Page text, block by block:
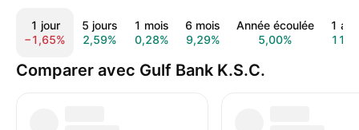
1 jour
−1,65%
5 jours
2,59%
1 mois
0,28%
6 mois
9,29%
Année écoulée
5,00%
1
Comparer avec Gulf Bank K.S.C.